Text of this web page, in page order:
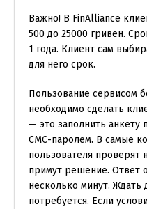
Важно! В FinAlliance
500 до 25000 гривен.
1 года. Клиент сам
для него срок.
Пользование сервисом
необходимо сделать
— это заполнить анкету
СМС-паролем. В самые
пользователя проверят
примут решение. Ответ
несколько минут. Ждать
потребуется. Если